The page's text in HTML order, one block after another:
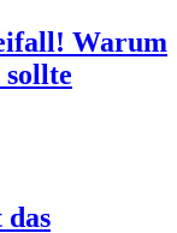
Warum
das